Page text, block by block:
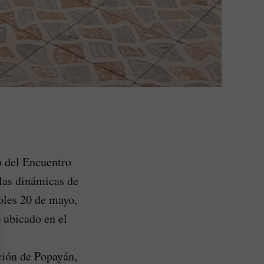
Encuentro
dinámicas de
20 de mayo,
en el
de Popayán,